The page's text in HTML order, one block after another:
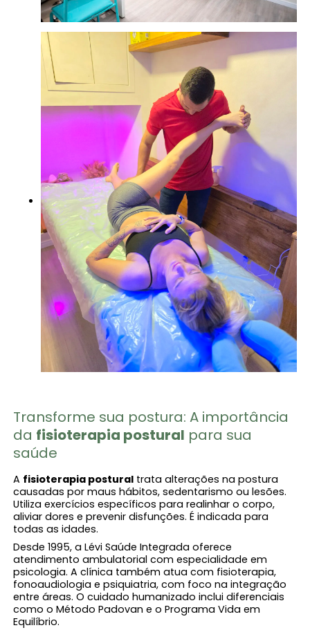
Transforme sua postura: A importância
da fisioterapia postural​ para sua
saúde
A fisioterapia postural​ trata alterações na postura
causadas por maus hábitos, sedentarismo ou lesões.
Utiliza exercícios específicos para realinhar o corpo,
aliviar dores e prevenir disfunções. É indicada para
todas as idades.
Desde 1995, a Lévi Saúde Integrada oferece
atendimento ambulatorial com especialidade em
psicologia. A clínica também atua com fisioterapia,
fonoaudiologia e psiquiatria, com foco na integração
entre áreas. O cuidado humanizado inclui diferenciais
como o Método Padovan e o Programa Vida em
Equilíbrio.